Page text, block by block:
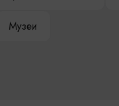
Музеи